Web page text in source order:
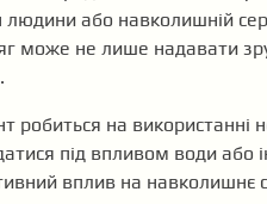
людини або навколишній
може не лише надавати
робиться на використанні
під впливом води або
вплив на навколишнє